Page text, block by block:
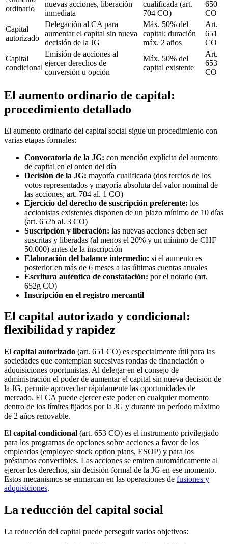
ordinario
nuevas acciones, liberación
inmediata
cualificada (art.
704 CO)
650
CO
Capital
autorizado
Delegación al CA para
aumentar el capital sin nueva
decisión de la JG
Máx. 50% del
capital; duración
máx. 2 años
Art.
651
CO
Capital
condicional
Emisión de acciones al
ejercer derechos de
conversión u opción
Máx. 50% del
capital existente
Art.
653
CO
El aumento ordinario de capital:
procedimiento detallado
El aumento ordinario del capital social sigue un procedimiento con
varias etapas formales:
Convocatoria de la JG: con mención explícita del aumento
de capital en el orden del día
Decisión de la JG: mayoría cualificada (dos tercios de los
votos representados y mayoría absoluta del valor nominal de
las acciones, art. 704 al. 1 CO)
Ejercicio del derecho de suscripción preferente: los
accionistas existentes disponen de un plazo mínimo de 10 días
(art. 652b al. 3 CO)
Suscripción y liberación: las nuevas acciones deben ser
suscritas y liberadas (al menos el 20% y un mínimo de CHF
50.000) antes de la inscripción
Elaboración del balance intermedio: si el aumento es
posterior en más de 6 meses a las últimas cuentas anuales
Escritura auténtica de constatación: por el notario (art.
652g CO)
Inscripción en el registro mercantil
El capital autorizado y condicional:
flexibilidad y rapidez
El capital autorizado (art. 651 CO) es especialmente útil para las
sociedades que contemplan sucesivas rondas de financiación o
adquisiciones oportunistas. Al delegar en el consejo de
administración el poder de aumentar el capital sin nueva decisión de
la JG, permite aprovechar rápidamente las oportunidades de
mercado. El CA puede ejercer este poder en cualquier momento
dentro de los límites fijados por la JG y durante un período máximo
de 2 años renovable.
El capital condicional (art. 653 CO) es el instrumento privilegiado
para los programas de opciones sobre acciones a favor de los
empleados (employee stock option plans, ESOP) y para los
préstamos convertibles. Las acciones se emiten automáticamente al
ejercer los derechos, sin decisión formal de la JG en ese momento.
Estos mecanismos se enmarcan en las operaciones de fusiones y
adquisiciones.
La reducción del capital social
La reducción del capital puede perseguir varios objetivos: